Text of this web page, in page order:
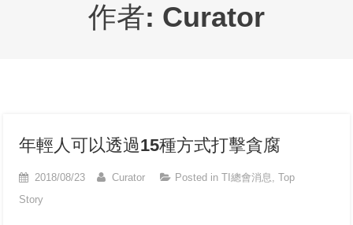
作者: Curator
年輕人可以透過15種方式打擊貪腐
2018/08/23 Curator Posted inTI總會消息,Top
Story